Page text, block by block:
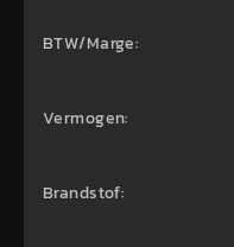
BTW/Marge:
Vermogen:
Brandstof: